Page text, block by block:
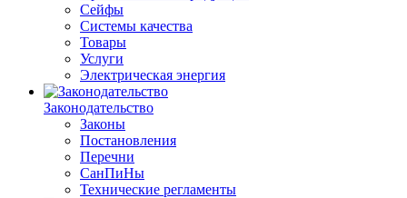
Сейфы
Системы качества
Товары
Услуги
Электрическая энергия
Законодательство
Законы
Постановления
Перечни
СанПиНы
Технические регламенты